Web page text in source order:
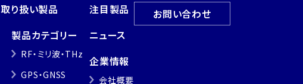
取り扱い製品
製品カテゴリー
RF・ミリ波・THz
GPS・GNSS
注目製品
ニュース
企業情報
会社概要
お問い合わせ